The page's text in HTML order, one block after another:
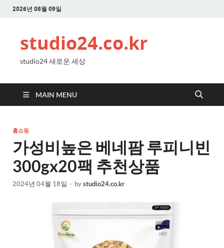
2026년 08월 09일
studio24.co.kr
studio24 새로운 세상
MAIN MENU
홈쇼핑
가성비높은 베네팜 루피니빈
300gx20팩 추천상품
2024년 04월 18일 - bystudio24.co.kr